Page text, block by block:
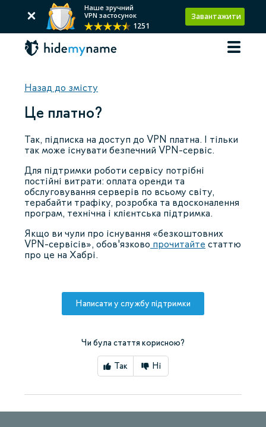
Наше зручний
VPN застосунок
1251
Завантажити
Назад до змісту
Це платно?
Так, підписка на доступ до VPN платна. І тільки
так може існувати безпечний VPN-сервіс.
Для підтримки роботи сервісу потрібні
постійні витрати: оплата оренди та
обслуговування серверів по всьому світу,
терабайти трафіку, розробка та вдосконалення
програм, технічна і клієнтська підтримка.
Якщо ви чули про існування «безкоштовних
VPN-сервісів», обов'язково прочитайте статтю
про це на Хабрі.
Написати у службу підтримки
Чи була стаття корисною?
Так Ні